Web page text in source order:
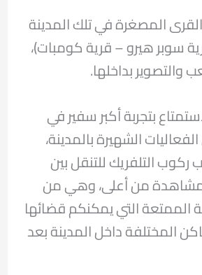
القرى المصغرة في تلك المدينة
سوبر هيرو – قرية كومبات)،
والتصوير بداخلها.
بتجربة أكبر سفير في
الشهيرة بالمدينة،
ركوب التلفريك للتنقل بين
من أعلى، وهي من
الممتعة التي يمكنكم قضائها
المختلفة داخل المدينة بعد